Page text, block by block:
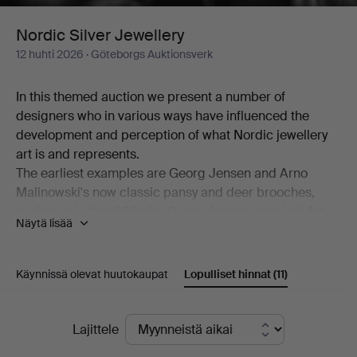
Nordic Silver Jewellery
12 huhti 2026 · Göteborgs Auktionsverk
In this themed auction we present a number of
designers who in various ways have influenced the
development and perception of what Nordic jewellery
art is and represents.
The earliest examples are Georg Jensen and Arno
Malinowski's now classic pansy and deer brooches,
Nouveau and Art Deco style.
Bülow-Hübe in collaboration with Georg Jensen. Her
design was pioneering in its functional elegance and
contemporary and subsequent artists across the Nordic
Näytä lisää
Käynnissä olevat huutokaupat Lopulliset hinnat(11)
LopullisetLajittele